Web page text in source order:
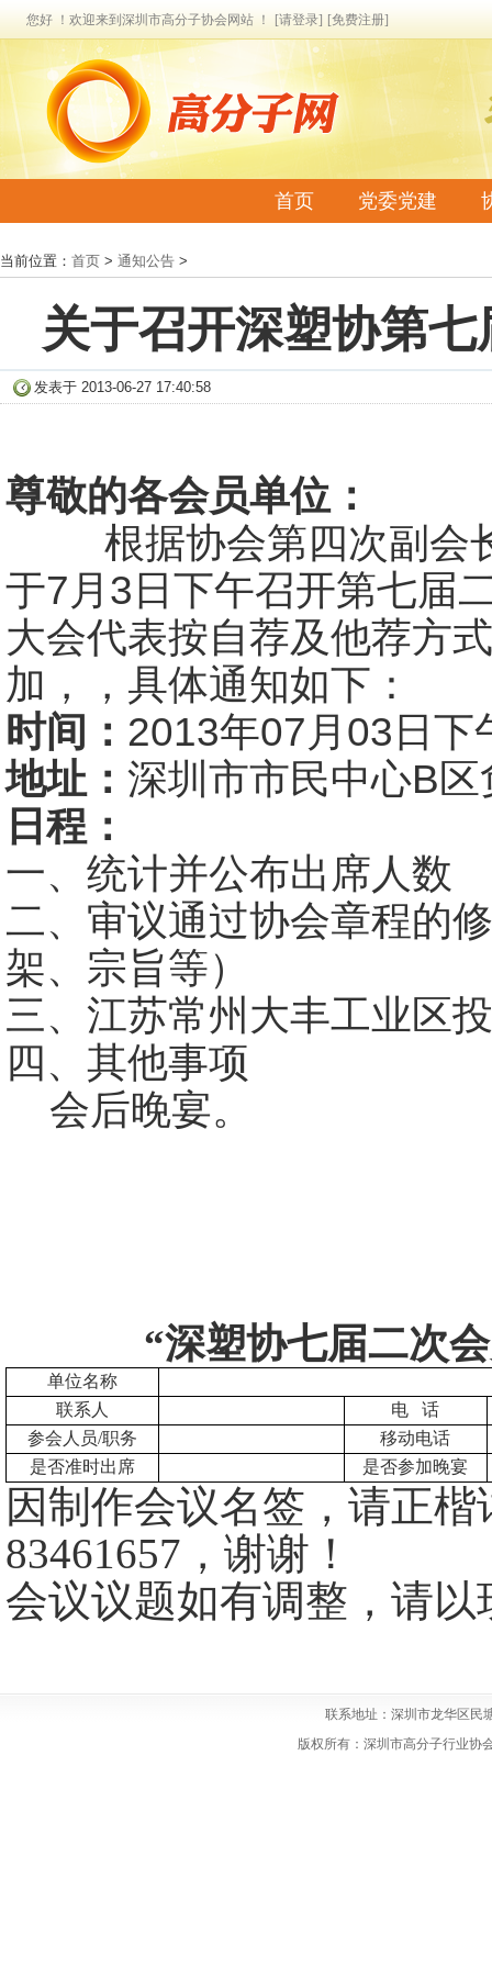
您好 ！欢迎来到深圳市高分子协会网站 ！ [请登录] [免费注册]
首页 党委党建
当前位置： 首页 > 通知公告 >
关于召开深塑协第
发表于 2013-06-27 17:40:58
尊敬的各会员单位：
根据协会第四次副会长
于7月3日下午召开第七届
大会代表按自荐及他荐方
加，，具体通知如下：
时间： 2013年07月03日下
地址： 深圳市市民中心B
日程：
一、统计并公布出席人数
二、审议通过协会章程的
架、宗旨等）
三、江苏常州大丰工业区
四、其他事项
会后晚宴。
“深塑协七届二次会员
单位名称
联系人
电 话
参会人员/职务
移动电话
是否准时出席
是否参加晚宴
因制作会议名签，请正
83461657，谢谢！
会议议题如有调整，请
联系地址：深圳市龙华区民
版权所有：深圳市高分子行业协